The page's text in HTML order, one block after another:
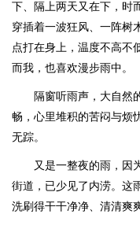
下、隔上两天又在下，时
穿插着一波狂风、一阵树
点打在身上，温度不高不
而我，也喜欢漫步雨中。
隔窗听雨声，大自然
畅，心里堆积的苦闷与烦
无踪。
又是一整夜的雨，因
街道，已少见了内涝。这
洗刷得干干净净、清清爽